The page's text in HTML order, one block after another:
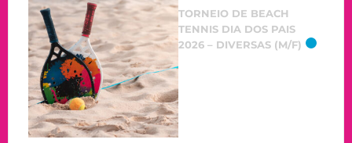
TORNEIO DE BEACH
TENNIS DIA DOS PAIS
2026 – DIVERSAS (M/F)